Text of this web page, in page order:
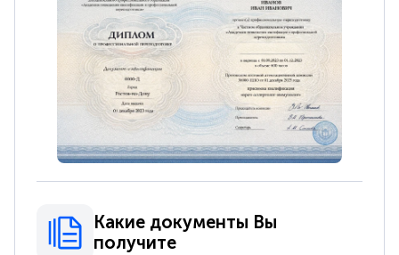
Какие документы Вы
получите